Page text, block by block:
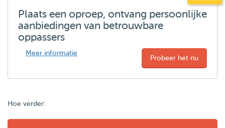
Plaats een oproep, ontvang persoonlijke
aanbiedingen van betrouwbare
oppassers
Meer informatie
Probeer het nu
Hoe verder: